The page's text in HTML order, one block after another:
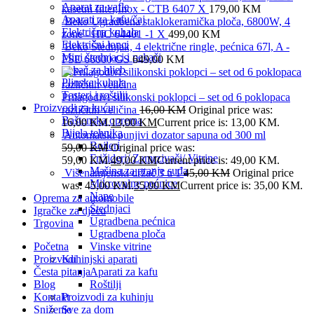
Aparat za vafle
Aparati za kafu/čaj
Električna kuhala
Električni lonci
Mini štednjaci i pekači
Pekač za hljeb
Plinska kuhala
Tosteri i roštilji
Proizvodi za kuću
Baštenska oprema
Bijela tehnika
Bojleri
Frižideri/ Zamrzivači/ Vitrine
Mašina za pranje suđa
Mikrovalne pećnice
Nape
Štednjaci
Ugradbena pećnica
Ugradbena ploča
Vinske vitrine
Kuhinjski aparati
Aparati za kafu
Roštilji
Proizvodi za kuhinju
Sve za dom
kasetni filter,Inox - CTB 6407 X 179,00 KM
Beko Ugradbena staklokeramička ploča, 6800W, 4
zone - HIC 64401 -1 X 499,00 KM
Beko Štednjak, 4 električne ringle, pećnica 67l, A -
FSE 66000 GS649,00 KM
Prilagodivi silikonski poklopci – set od 6 poklopaca
različitih veličina 16,00KM Original price was:
16,00 KM.13,00KMCurrent price is: 13,00 KM.
Automatski punjivi dozator sapuna od 300 ml
59,00KM Original price was:
59,00 KM.49,00KMCurrent price is: 49,00 KM.
Višenamjenski držač 3 u 145,00KM Original price
was: 45,00 KM.35,00KMCurrent price is: 35,00 KM.
Oprema za automobile
Igračke za djecu
Trgovina
Početna
Proizvodi
Česta pitanja
Blog
Kontakt
Sniženje